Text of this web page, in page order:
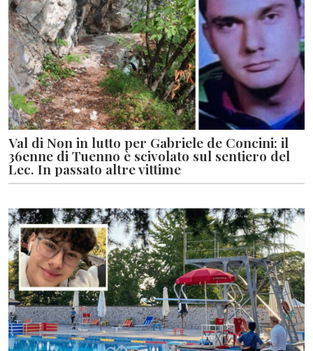
Val di Non in lutto per Gabriele de Concini: il
36enne di Tuenno è scivolato sul sentiero del
Lec. In passato altre vittime